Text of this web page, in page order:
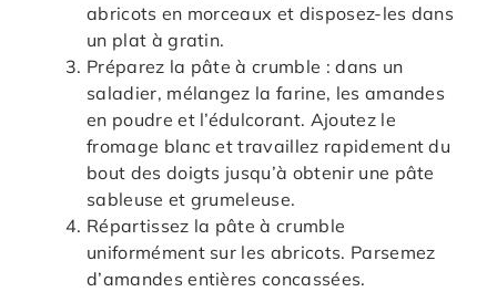
abricots en morceaux et disposez-les dans
un plat à gratin.
Préparez la pâte à crumble : dans un
saladier, mélangez la farine, les amandes
en poudre et l’édulcorant. Ajoutez le
fromage blanc et travaillez rapidement du
bout des doigts jusqu’à obtenir une pâte
sableuse et grumeleuse.
Répartissez la pâte à crumble
uniformément sur les abricots. Parsemez
d’amandes entières concassées.